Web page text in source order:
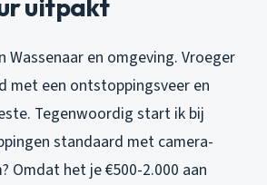
uitpakt
Wassenaar en omgeving. Vroeger
met een ontstoppingsveer en
Tegenwoordig start ik bij
standaard met camera-
Omdat het je €500-2.000 aan